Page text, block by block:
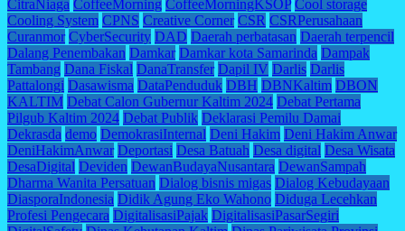
CitraNiaga CoffeeMorning CoffeeMorningKSOP Cool storage
Cooling System CPNS Creative Corner CSR CSRPerusahaan
Curanmor CyberSecurity DAD Daerah perbatasan Daerah terpencil
Dalang Penembakan Damkar Damkar kota Samarinda Dampak
Tambang Dana Fiskal DanaTransfer Dapil IV Darlis Darlis
Pattalongi Dasawisma DataPenduduk DBH DBNKaltim DBON
KALTIM Debat Calon Gubernur Kaltim 2024 Debat Pertama
Pilgub Kaltim 2024 Debat Publik Deklarasi Pemilu Damai
Dekrasda demo DemokrasiInternal Deni Hakim Deni Hakim Anwar
DeniHakimAnwar Deportasi Desa Batuah Desa digital Desa Wisata
DesaDigital Deviden DewanBudayaNusantara DewanSampah
Dharma Wanita Persatuan Dialog bisnis migas Dialog Kebudayaan
DiasporaIndonesia Didik Agung Eko Wahono Diduga Lecehkan
Profesi Pengecara DigitalisasiPajak DigitalisasiPasarSegiri